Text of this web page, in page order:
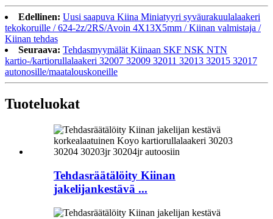
Edellinen: Uusi saapuva Kiina Miniatyyri syväurakuulalaakeri
tekokoruille / 624-2z/2RS/Avoin 4X13X5mm / Kiinan valmistaja /
Kiinan tehdas
Seuraava: Tehdasmyymälät Kiinaan SKF NSK NTN
kartio-/kartiorullalaakeri 32007 32009 32011 32013 32015 32017
autonosille/maatalouskoneille
Tuoteluokat
Tehdasräätälöity Kiinan
jakelijankestävä ...